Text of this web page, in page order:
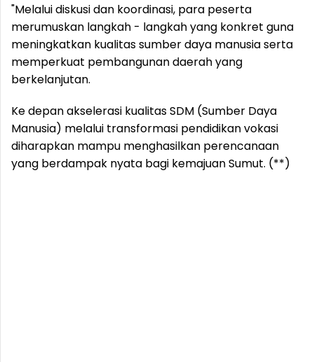
"Melalui diskusi dan koordinasi, para peserta
merumuskan langkah - langkah yang konkret guna
meningkatkan kualitas sumber daya manusia serta
memperkuat pembangunan daerah yang
berkelanjutan.
Ke depan akselerasi kualitas SDM (Sumber Daya
Manusia) melalui transformasi pendidikan vokasi
diharapkan mampu menghasilkan perencanaan
yang berdampak nyata bagi kemajuan Sumut. (**)